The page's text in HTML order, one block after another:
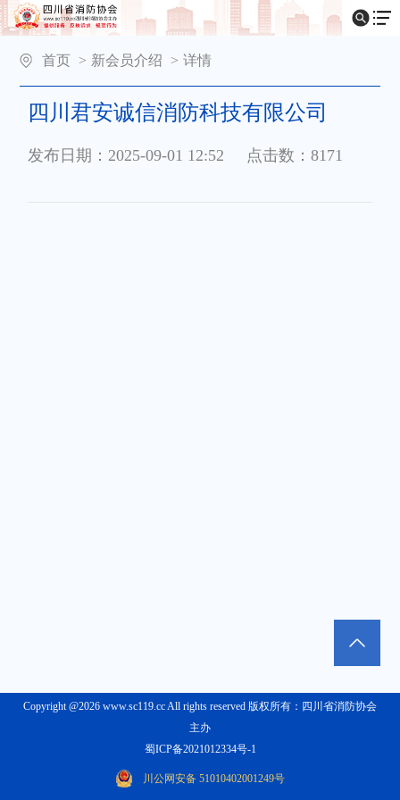
首页 > 新会员介绍 > 详情
四川君安诚信消防科技有限公司
发布日期：2025-09-01 12:52 点击数：8171
Copyright @2026 www.sc119.cc All rights reserved 版权所有：四川省消防协会
主办
蜀ICP备2021012334号-1
川公网安备 51010402001249号